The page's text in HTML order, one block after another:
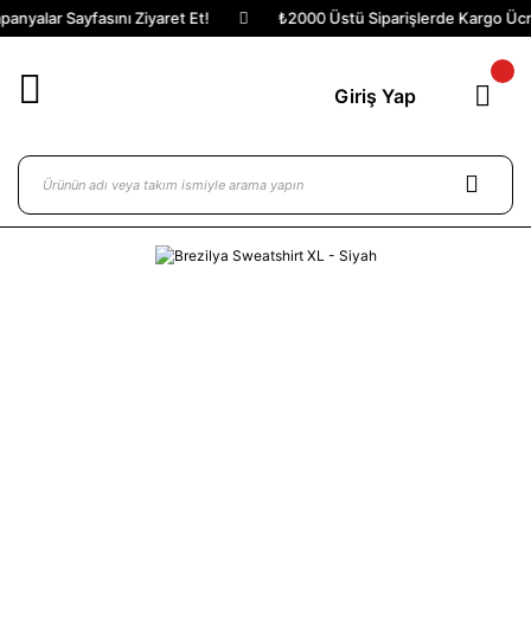
Sayfasını Ziyaret Et! ₺2000 Üstü Siparişlerde Kargo
Giriş Yap